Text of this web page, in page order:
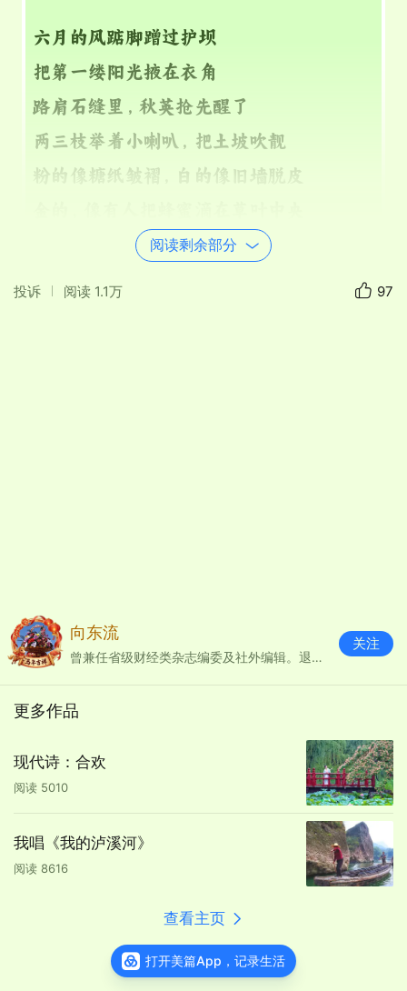
六月的风踮脚蹭过护坝
把第一缕阳光掖在衣角
路肩石缝里，秋英抢先醒了
两三枝举着小喇叭，把土坡吹靓
粉的像糖纸皱褶，白的像旧墙脱皮
小时候我们用狗尾巴草编戒指
阅读剩余部分
投诉 阅读 1.1万 97
向东流
曾兼任省级财经类杂志编委及社外编辑。退休后向影、诗、歌出发。
关注
更多作品
现代诗：合欢
阅读 5010
我唱《我的泸溪河》
阅读 8616
查看主页
打开美篇App，记录生活